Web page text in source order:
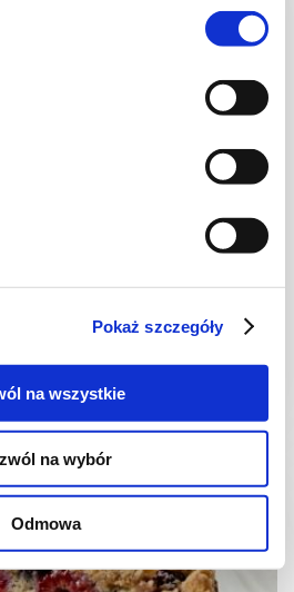
Pokaż szczegóły
na wszystkie
na wybór
Odmowa
4954 kcal